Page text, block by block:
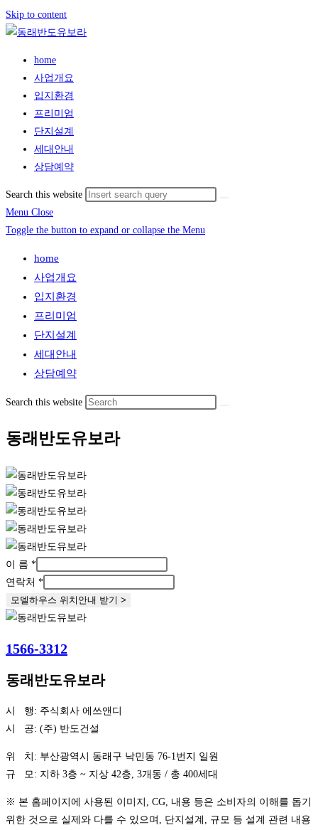
Skip to content
home
사업개요
입지환경
프리미엄
단지설계
세대안내
상담예약
Search this website
Menu Close
Toggle the button to expand or collapse the Menu
home
사업개요
입지환경
프리미엄
단지설계
세대안내
상담예약
Search this website
동래반도유보라
름
이
연
락
이 름 *
연락처 *
모델하우스 위치안내 받기 >
1566-3312
동래반도유보라
시 행: 주식회사 에쓰앤디
시 공: (주) 반도건설
위 치: 부산광역시 동래구 낙민동 76-1번지 일원
규 모: 지하 3층 ~ 지상 42층, 3개동 / 총 400세대
※ 본 홈페이지에 사용된 이미지, CG, 내용 등은 소비자의 이해를 돕기
위한 것으로 실제와 다를 수 있으며, 단지설계, 규모 등 설계 관련 내용